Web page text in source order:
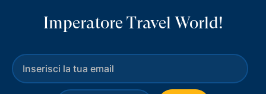
Imperatore Travel World!